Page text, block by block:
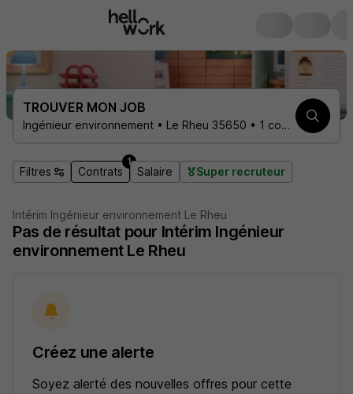
TROUVER MON JOB
Ingénieur environnement • Le Rheu 35650 • 1 contrat
Filtres Contrats
1
Salaire Super recruteur
Intérim Ingénieur environnement Le Rheu
Pas de résultat pour Intérim Ingénieur
environnement Le Rheu
Créez une alerte
Soyez alerté des nouvelles offres pour cette